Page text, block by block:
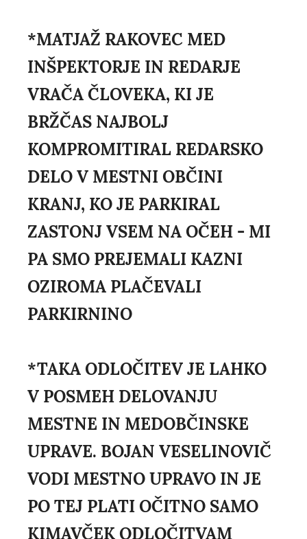
*MATJAŽ RAKOVEC MED
INŠPEKTORJE IN REDARJE
VRAČA ČLOVEKA, KI JE
BRŽČAS NAJBOLJ
KOMPROMITIRAL REDARSKO
DELO V MESTNI OBČINI
KRANJ, KO JE PARKIRAL
ZASTONJ VSEM NA OČEH - MI
PA SMO PREJEMALI KAZNI
OZIROMA PLAČEVALI
PARKIRNINO
*TAKA ODLOČITEV JE LAHKO
V POSMEH DELOVANJU
MESTNE IN MEDOBČINSKE
UPRAVE. BOJAN VESELINOVIČ
VODI MESTNO UPRAVO IN JE
PO TEJ PLATI OČITNO SAMO
KIMAVČEK ODLOČITVAM